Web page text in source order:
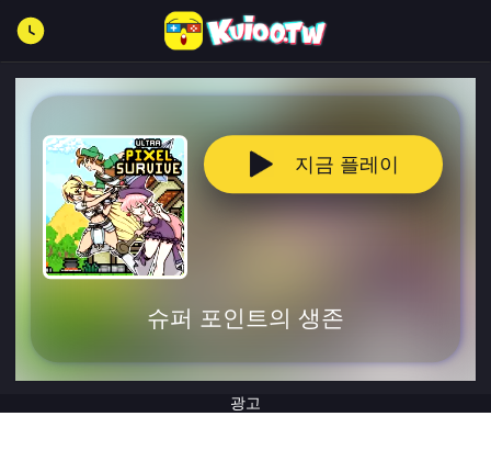
슈퍼 포인트의 생존
지금 플레이
광고